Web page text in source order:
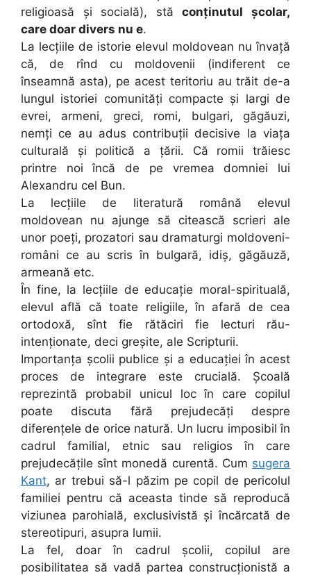
religioasă și socială), stăconținutul școlar,
care doar divers nu e.
La lecțiile de istorie elevul moldovean nu învață
că, de rînd cu moldovenii (indiferent ce
înseamnă asta), pe acest teritoriu au trăit de-a
lungul istoriei comunități compacte și largi de
evrei, armeni, greci, romi, bulgari, găgăuzi,
nemți ce au adus contribuții decisive la viața
culturală și politică a țării. Că romii trăiesc
printre noi încă de pe vremea domniei lui
Alexandru cel Bun.
La lecțiile de literatură română elevul
moldovean nu ajunge să citească scrieri ale
unor poeți, prozatori sau dramaturgi moldoveni-
români ce au scris în bulgară, idiș, găgăuză,
armeană etc.
În fine, la lecțiile de educație moral-spirituală,
elevul află că toate religiile, în afară de cea
ortodoxă, sînt fie rătăciri fie lecturi rău-
intenționate, deci greșite, ale Scripturii.
Importanța școlii publice și a educației în acest
proces de integrare este crucială. Școală
reprezintă probabil unicul loc în care copilul
poate discuta fără prejudecăți despre
diferențele de orice natură. Un lucru imposibil în
cadrul familial, etnic sau religios în care
prejudecățile sînt monedă curentă. Cum sugera
Kant, ar trebui să-l păzim pe copil de pericolul
familiei pentru că aceasta tinde să reproducă
viziunea parohială, exclusivistă și încărcată de
stereotipuri, asupra lumii.
La fel, doar în cadrul școlii, copilul are
posibilitatea să vadă partea construcționistă a